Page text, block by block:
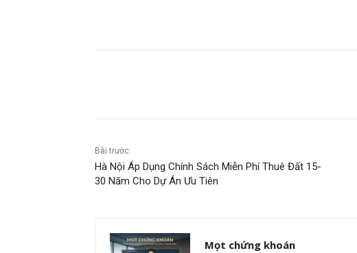
Bài trước
Hà Nội Áp Dụng Chính Sách Miễn Phí Thuê Đất 15-
30 Năm Cho Dự Án Ưu Tiên
Mọt chứng khoán